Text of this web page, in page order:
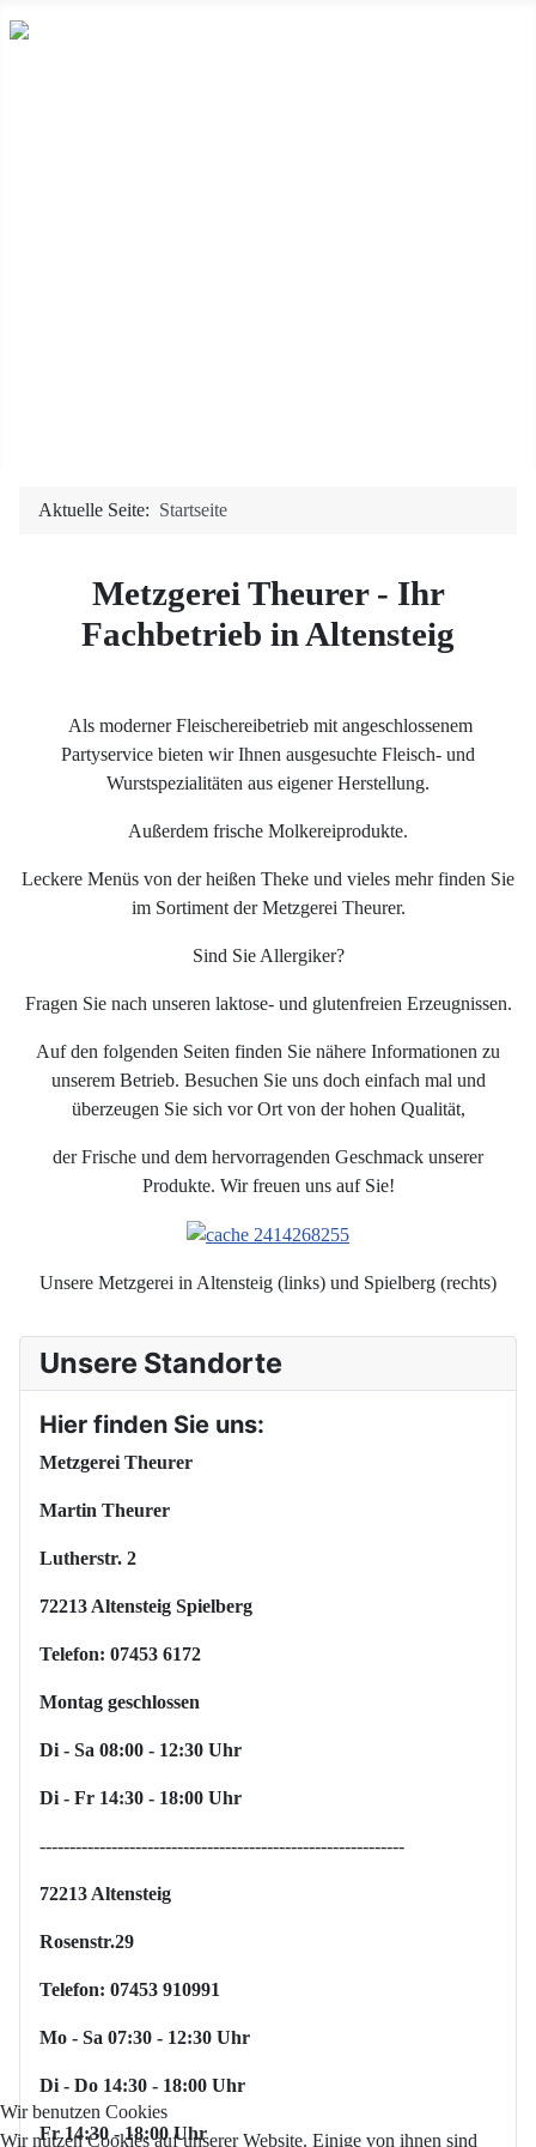
Unsere Standorte
Hier finden Sie uns:
Metzgerei Theurer
Martin Theurer
Lutherstr. 2
72213 Altensteig Spielberg
Telefon: 07453 6172
Montag geschlossen
Di - Sa 08:00 - 12:30 Uhr
Di - Fr 14:30 - 18:00 Uhr
-------------------------------------------------------------
72213 Altensteig
Rosenstr.29
Telefon: 07453 910991
Mo - Sa 07:30 - 12:30 Uhr
Di - Do 14:30 - 18:00 Uhr
Fr 14:30 - 18:00 Uhr
Aktuelle Seite: Startseite
Metzgerei Theurer - Ihr
Fachbetrieb in Altensteig
Als moderner Fleischereibetrieb mit angeschlossenem
Partyservice bieten wir Ihnen ausgesuchte Fleisch- und
Wurstspezialitäten aus eigener Herstellung.
Außerdem frische Molkereiprodukte.
Leckere Menüs von der heißen Theke und vieles mehr finden Sie
im Sortiment der Metzgerei Theurer.
Sind Sie Allergiker?
Fragen Sie nach unseren laktose- und glutenfreien Erzeugnissen.
Auf den folgenden Seiten finden Sie nähere Informationen zu
unserem Betrieb. Besuchen Sie uns doch einfach mal und
überzeugen Sie sich vor Ort von der hohen Qualität,
der Frische und dem hervorragenden Geschmack unserer
Produkte. Wir freuen uns auf Sie!
Unsere Metzgerei in Altensteig (links) und Spielberg (rechts)
Wir benutzen Cookies
Wir nutzen Cookies auf unserer Website. Einige von ihnen sind